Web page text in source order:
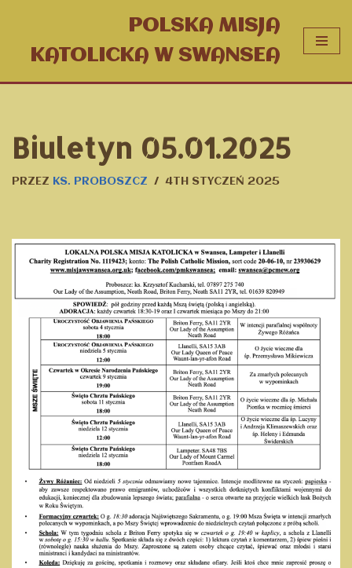
TREŚCI
POLSKA MISJA
KATOLICKA W SWANSEA
Biuletyn 05.01.2025
PRZEZ KS. PROBOSZCZ 4TH STYCZEŃ 2025